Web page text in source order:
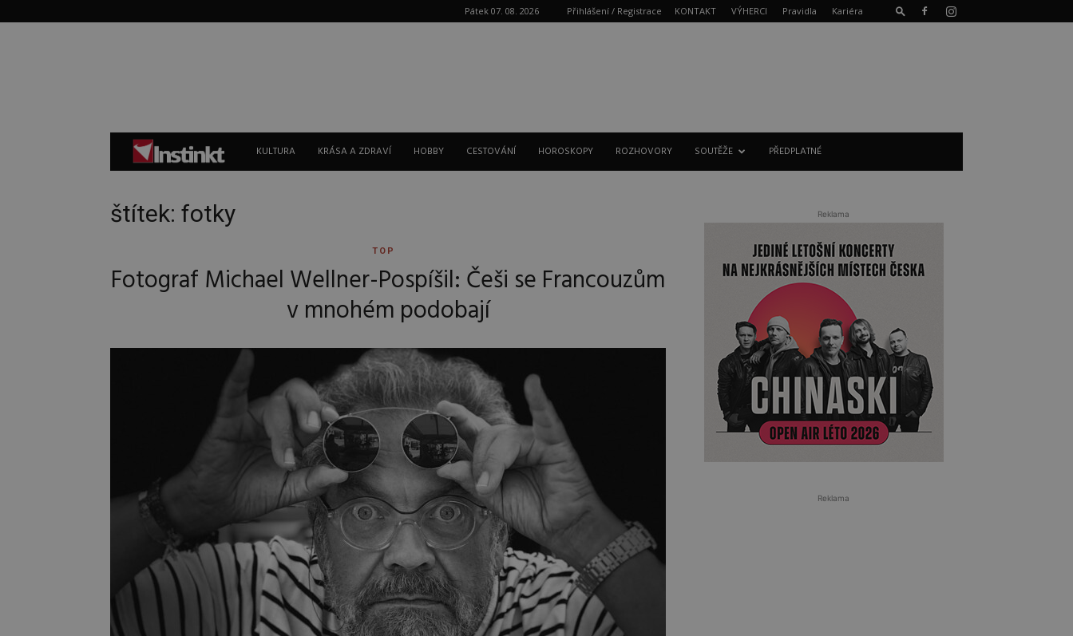
Pátek 07. 08. 2026 Přihlášení / Registrace KONTAKT VÝHERCI Pravidla Kariéra
Instinkt
KULTURA KRÁSA A ZDRAVÍ HOBBY CESTOVÁNÍ HOROSKOPY ROZHOVORY SOUTĚŽE PŘEDPLATNÉ
štítek: fotky
TOP
Fotograf Michael Wellner-Pospíšil: Češi se Francouzům
v mnohém podobají
Reklama
Reklama